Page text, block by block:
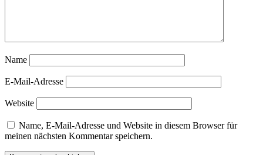
Name
E-Mail-Adresse
Website
Name, E-Mail-Adresse und Website in diesem Browser für
meinen nächsten Kommentar speichern.